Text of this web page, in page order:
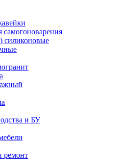
силиконовые
и БУ
ремонт